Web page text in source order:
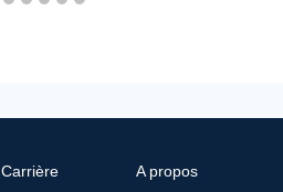
Carrière A propos